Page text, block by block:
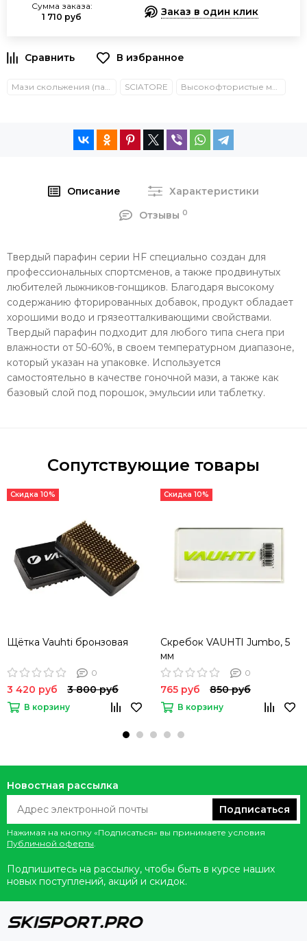
Сумма заказа:
1 710 руб
Заказ в один клик
Мази скольжения (парафины) SCIATORE Высокофтористые мази скольжения (UF/HF)
Описание
Характеристики
Отзывы 0
Твердый парафин серии HF специально создан для
профессиональных спортсменов, а также продвинутых
любителей лыжников-гонщиков. Благодаря высокому
содержанию фторированных добавок, продукт обладает
хорошими водо и грязеотталкивающими свойствами.
Твердый парафин подходит для любого типа снега при
влажности от 50-60%, в своем температурном диапазоне,
который указан на упаковке. Используется
самостоятельно в качестве гоночной мази, а также как
базовый слой под порошок, эмульсии или таблетку.
Сопутствующие товары
Скидка 10%
Щётка Vauhti бронзовая
0
3 420 руб 3 800 руб
В корзину
Скидка 10%
Скребок VAUHTI Jumbo, 5
мм
0
765 руб 850 руб
В корзину
Новостная рассылка
Подписаться
Нажимая на кнопку «Подписаться» вы принимаете условия
Публичной оферты.
Подпишитесь на рассылку, чтобы быть в курсе наших
новых поступлений, акций и скидок.